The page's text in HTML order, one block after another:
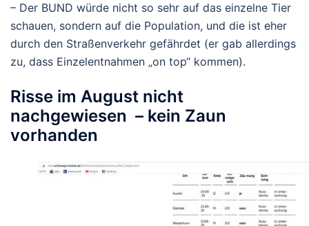
– Der BUND würde nicht so sehr auf das einzelne Tier
schauen, sondern auf die Population, und die ist eher
durch den Straßenverkehr gefährdet (er gab allerdings
zu, dass Einzelentnahmen „on top“ kommen).
Risse im August nicht
nachgewiesen – kein Zaun
vorhanden